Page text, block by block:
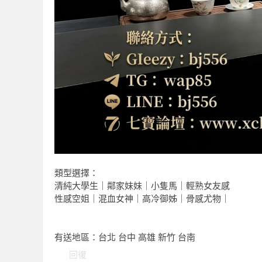
類型選擇：
清純大學生｜鄰家妹妹｜小隻馬｜輕熟女友感
性感空姐｜混血女神｜高冷御姊｜骨感尤物｜
有送地區：台北 台中 高雄 新竹 台南
回復